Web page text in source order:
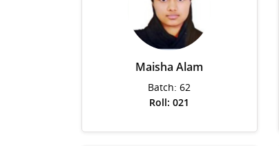
Maisha Alam
Batch: 62
Roll: 021